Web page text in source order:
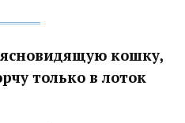
кошку,
только в лоток